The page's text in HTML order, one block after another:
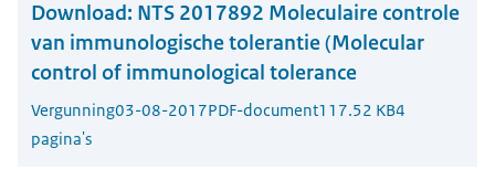
Download: NTS 2017892 Moleculaire controle
van immunologische tolerantie (Molecular
control of immunological tolerance
Vergunning03-08-2017PDF-document117.52 KB4
pagina's